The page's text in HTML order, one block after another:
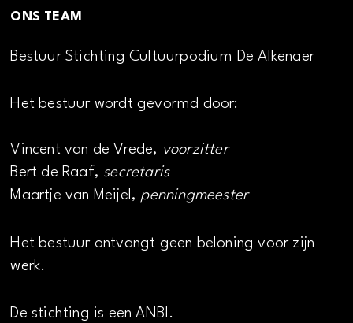
ONS TEAM
Bestuur Stichting Cultuurpodium De Alkenaer
Het bestuur wordt gevormd door:
Vincent van de Vrede, voorzitter
Bert de Raaf, secretaris
Maartje van Meijel, penningmeester
Het bestuur ontvangt geen beloning voor zijn
werk.
De stichting is een ANBI.